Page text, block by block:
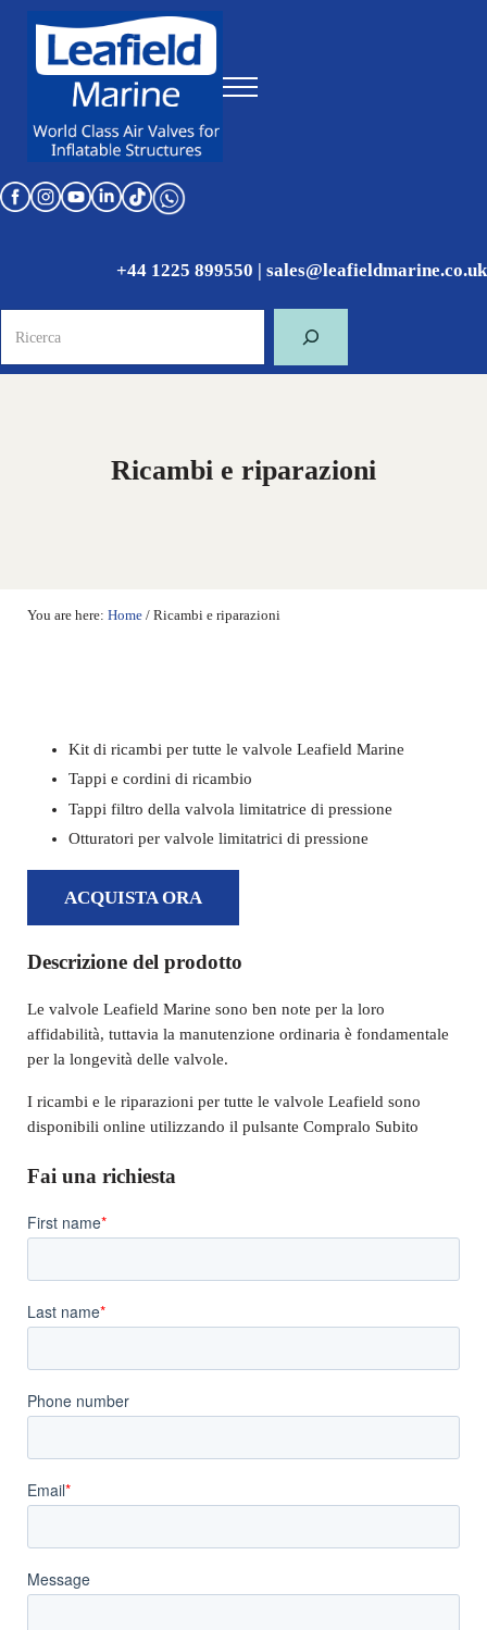
Menu
+44 1225 899550 | sales@leafieldmarine.co.uk
Ricambi e riparazioni
You are here: Home /Ricambi e riparazioni
Kit di ricambi per tutte le valvole Leafield Marine
Tappi e cordini di ricambio
Tappi filtro della valvola limitatrice di pressione
Otturatori per valvole limitatrici di pressione
ACQUISTA ORA
Descrizione del prodotto
Le valvole Leafield Marine sono ben note per la loro
affidabilità, tuttavia la manutenzione ordinaria è fondamentale
per la longevità delle valvole.
I ricambi e le riparazioni per tutte le valvole Leafield sono
disponibili online utilizzando il pulsante Compralo Subito
Fai una richiesta